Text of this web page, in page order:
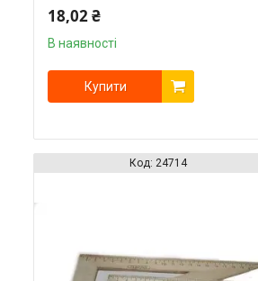
18,02 ₴
В наявності
Купити
24714